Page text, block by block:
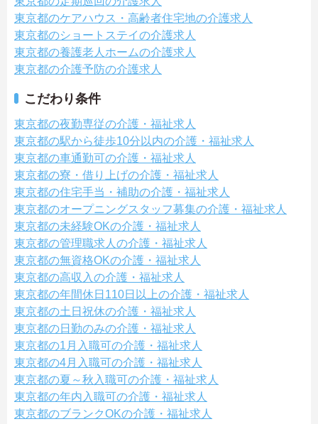
東京都のケアハウス・高齢者住宅地の介護求人
東京都のショートステイの介護求人
東京都の養護老人ホームの介護求人
東京都の介護予防の介護求人
こだわり条件
東京都の夜勤専従の介護・福祉求人
東京都の駅から徒歩10分以内の介護・福祉求人
東京都の車通勤可の介護・福祉求人
東京都の寮・借り上げの介護・福祉求人
東京都の住宅手当・補助の介護・福祉求人
東京都のオープニングスタッフ募集の介護・福祉求人
東京都の未経験OKの介護・福祉求人
東京都の管理職求人の介護・福祉求人
東京都の無資格OKの介護・福祉求人
東京都の高収入の介護・福祉求人
東京都の年間休日110日以上の介護・福祉求人
東京都の土日祝休の介護・福祉求人
東京都の日勤のみの介護・福祉求人
東京都の1月入職可の介護・福祉求人
東京都の4月入職可の介護・福祉求人
東京都の夏～秋入職可の介護・福祉求人
東京都の年内入職可の介護・福祉求人
東京都のブランクOKの介護・福祉求人